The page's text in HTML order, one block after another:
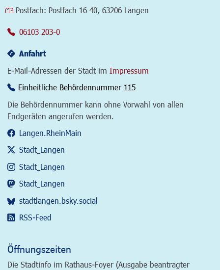
Postfach: Postfach 16 40, 63206 Langen
06103 203-0
Anfahrt
E-Mail-Adressen der Stadt im Impressum
Einheitliche Behördennummer 115
Die Behördennummer kann ohne Vorwahl von allen
Endgeräten angerufen werden.
Langen.RheinMain
Stadt_Langen
Stadt_Langen
Stadt_Langen
stadtlangen.bsky.social
RSS-Feed
Öffnungszeiten
Die Stadtinfo im Rathaus-Foyer (Ausgabe beantragter